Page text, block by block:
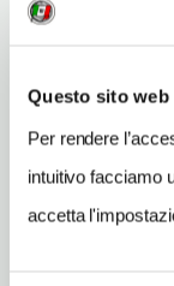
Questo sito
Per rendere
intuitivo facciamo
accetta
gioiello